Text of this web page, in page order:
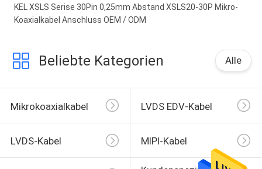
KEL XSLS Serise 30Pin 0,25mm Abstand XSLS20-30P Mikro-
Koaxialkabel Anschluss OEM / ODM
Beliebte Kategorien Alle
Mikrokoaxialkabel LVDS EDV-Kabel
LVDS-Kabel MIPI-Kabel